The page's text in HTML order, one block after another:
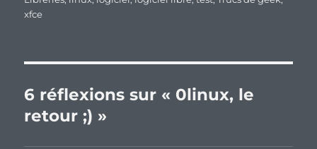
xfce
6 réflexions sur « 0linux, le
retour ;) »